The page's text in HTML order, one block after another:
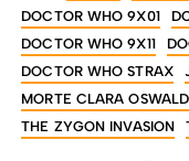
DOCTOR WHO 9X01
DOCTOR WHO 9X11
DOCTOR WHO STRAX
MORTE CLARA OSWALD
THE ZYGON INVASION